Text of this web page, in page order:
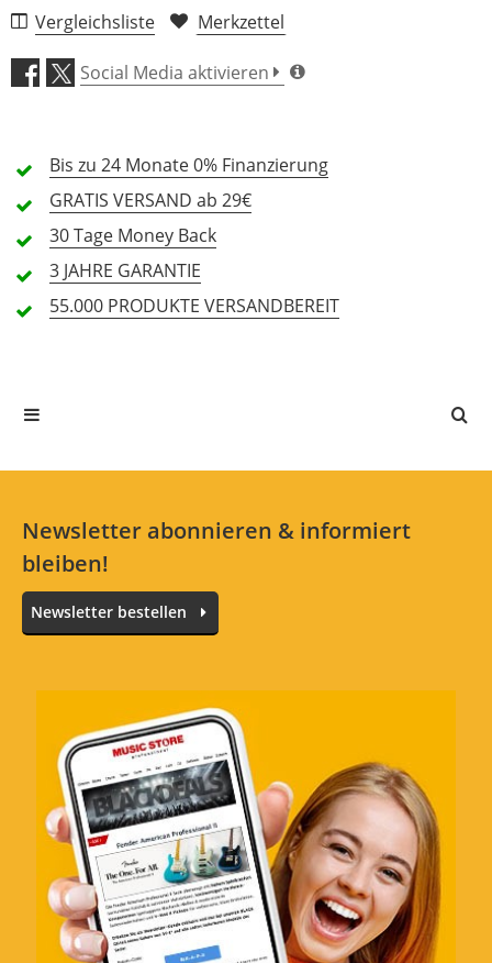
Antrieb (4,7)
Optik (4,7)
Bedienung (4,8)
1 Sterne
0 Kunden
Alle Sprachen
Preis Leistung unschlagbar
Bewertung von: Incredible dee
Sehr robuster Plattenteller für "wenig" geld.
Hier kann man nichts falsch machen.
Lieferzeit der ware eie beschrieben. Alles
bestens, gerne wieder! Wer einen soliden
Turntable zum scratch/mixen suchst wird in
der Preisklasse nichts besseres finden! Klare
Kaufempfehlung! 5 Sterne *****
Vergleichsliste Merkzettel
Social Media aktivieren
Bis zu 24 Monate0% Finanzierung
GRATIS VERSAND ab 29€
30 Tage Money Back
3 JAHRE GARANTIE
55.000 PRODUKTE VERSANDBEREIT
Newsletter abonnieren & informiert
bleiben!
Newsletter bestellen